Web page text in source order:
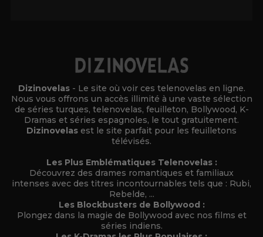
Dizinovelas - Le site où voir ces telenovelas en ligne.
Nous vous offrons un accès illimité à une vaste sélection
de séries turques, telenovelas, feuilleton, Bollywood, K-
Dramas et séries espagnoles, le tout gratuitement.
Dizinovelas est le site parfait pour les feuilletons
télévisés.
Les Plus Emblématiques Telenovelas :
Découvrez des drames romantiques et familiaux
intenses avec des titres incontournables tels que : Rubi,
Rebelde, ...
Les Blockbusters de Bollywood :
Plongez dans la magie de Bollywood avec nos films et
séries indiens.